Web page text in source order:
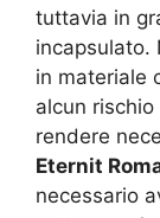
tuttavia in
incapsulato.
in materiale
alcun
rendere
Eternit
necessario